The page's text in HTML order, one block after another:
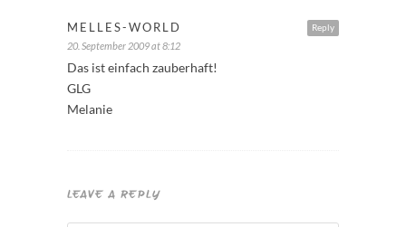
Reply
MELLES-WORLD
20. September 2009 at 8:12
Das ist einfach zauberhaft!
GLG
Melanie
LEAVE A REPLY